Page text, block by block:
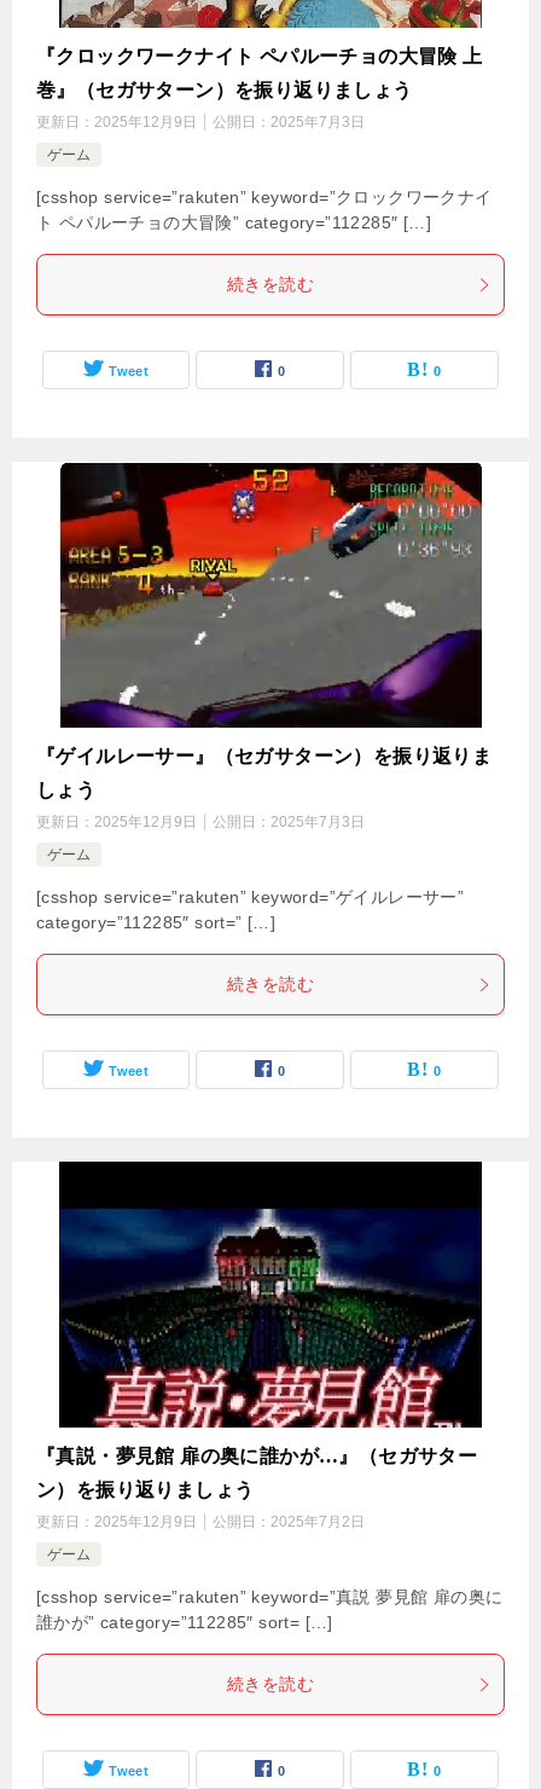
『クロックワークナイト ペパルーチョの大冒険 上
巻』（セガサターン）を振り返りましょう
更新日： 2025年12月9日 公開日： 2025年7月3日
ゲーム
[csshop service=”rakuten” keyword=”クロックワークナイ
ト ペパルーチョの大冒険” category=”112285″ […]
続きを読む
Tweet 0 0
『ゲイルレーサー』（セガサターン）を振り返りま
しょう
更新日： 2025年12月9日 公開日： 2025年7月3日
ゲーム
[csshop service=”rakuten” keyword=”ゲイルレーサー”
category=”112285″ sort=” […]
続きを読む
Tweet 0 0
『真説・夢見館 扉の奥に誰かが…』（セガサター
ン）を振り返りましょう
更新日： 2025年12月9日 公開日： 2025年7月2日
ゲーム
[csshop service=”rakuten” keyword=”真説 夢見館 扉の奥に
誰かが” category=”112285″ sort= […]
続きを読む
Tweet 0 0